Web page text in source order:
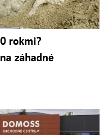
rokmi?
záhadné